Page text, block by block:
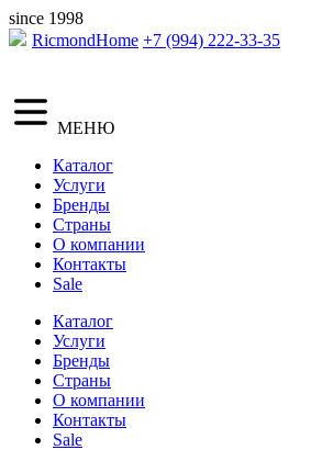
since 1998
RicmondHome +7 (994) 222-33-35
МЕНЮ
Каталог
Услуги
Бренды
Страны
О компании
Контакты
Sale
Каталог
Услуги
Бренды
Страны
О компании
Контакты
Sale